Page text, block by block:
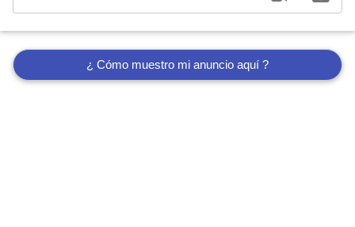
¿ Cómo muestro mi anuncio aquí ?